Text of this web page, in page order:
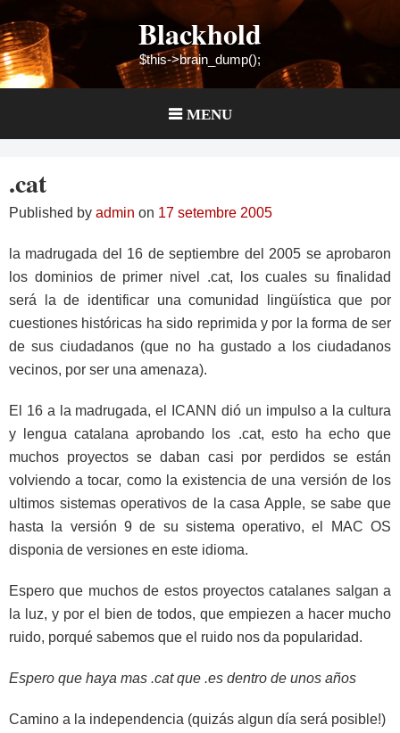
to
content
Blackhold
$this->brain_dump();
MENU
.cat
Published by admin on 17 setembre 2005
la madrugada del 16 de septiembre del 2005 se aprobaron
los dominios de primer nivel .cat, los cuales su finalidad
será la de identificar una comunidad lingüística que por
cuestiones históricas ha sido reprimida y por la forma de ser
de sus ciudadanos (que no ha gustado a los ciudadanos
vecinos, por ser una amenaza).
El 16 a la madrugada, el ICANN dió un impulso a la cultura
y lengua catalana aprobando los .cat, esto ha echo que
muchos proyectos se daban casi por perdidos se están
volviendo a tocar, como la existencia de una versión de los
ultimos sistemas operativos de la casa Apple, se sabe que
hasta la versión 9 de su sistema operativo, el MAC OS
disponia de versiones en este idioma.
Espero que muchos de estos proyectos catalanes salgan a
la luz, y por el bien de todos, que empiezen a hacer mucho
ruido, porqué sabemos que el ruido nos da popularidad.
Espero que haya mas .cat que .es dentro de unos años
Camino a la independencia (quizás algun día será posible!)